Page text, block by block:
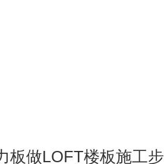
板做LOFT楼板施工步